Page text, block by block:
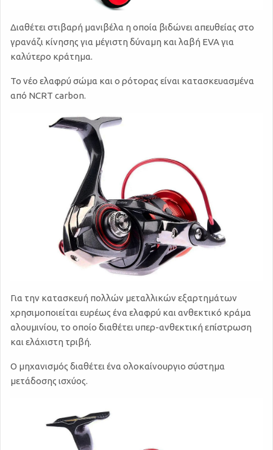
Διαθέτει στιβαρή μανιβέλα η οποία βιδώνει απευθείας στο
γρανάζι κίνησης για μέγιστη δύναμη και λαβή EVA για
καλύτερο κράτημα.
Το νέο ελαφρύ σώμα και ο ρότορας είναι κατασκευασμένα
από NCRT carbon.
Για την κατασκευή πολλών μεταλλικών εξαρτημάτων
χρησιμοποιείται ευρέως ένα ελαφρύ και ανθεκτικό κράμα
αλουμινίου, το οποίο διαθέτει υπερ-ανθεκτική επίστρωση
και ελάχιστη τριβή.
Ο μηχανισμός διαθέτει ένα ολοκαίνουργιο σύστημα
μετάδοσης ισχύος.